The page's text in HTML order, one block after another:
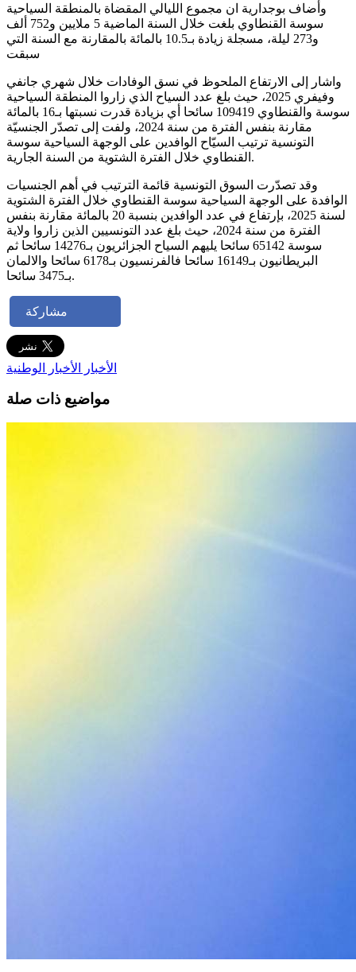
وأضاف بوجدارية ان مجموع الليالي المقضاة بالمنطقة السياحية
سوسة القنطاوي بلغت خلال السنة الماضية 5 ملايين و752 ألف
و273 ليلة، مسجلة زيادة بـ10.5 بالمائة بالمقارنة مع السنة التي
سبقت
واشار إلى الارتفاع الملحوظ في نسق الوفادات خلال شهري جانفي
وفيفري 2025، حيث بلغ عدد السياح الذي زاروا المنطقة السياحية
سوسة والقنطاوي 109419 سائحا أي بزيادة قدرت نسبتها بـ16 بالمائة
مقارنة بنفس الفترة من سنة 2024، ولفت إلى تصدّر الجنسيّة
التونسية ترتيب السيّاح الوافدين على الوجهة السياحية سوسة
القنطاوي خلال الفترة الشتوية من السنة الجارية.
وقد تصدّرت السوق التونسية قائمة الترتيب في أهم الجنسيات
الوافدة على الوجهة السياحية سوسة القنطاوي خلال الفترة الشتوية
لسنة 2025، بإرتفاع في عدد الوافدين بنسبة 20 بالمائة مقارنة بنفس
الفترة من سنة 2024، حيث بلغ عدد التونسيين الذين زاروا ولاية
سوسة 65142 سائحا يليهم السياح الجزائريون بـ14276 سائحا ثم
البريطانيون بـ16149 سائحا فالفرنسيون بـ6178 سائحا والالمان
بـ3475 سائحا.
مشاركة
الأخبار الأخبار الوطنية
مواضيع ذات صلة